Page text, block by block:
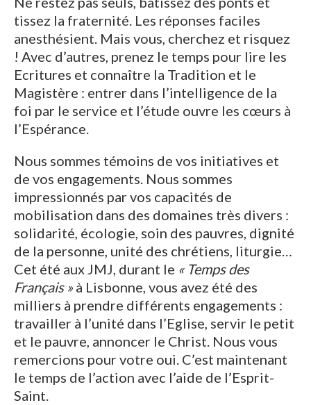
tissez la fraternité. Les réponses faciles
anesthésient. Mais vous, cherchez et risquez
! Avec d’autres, prenez le temps pour lire les
Ecritures et connaître la Tradition et le
Magistère : entrer dans l’intelligence de la
foi par le service et l’étude ouvre les cœurs à
l’Espérance.
Nous sommes témoins de vos initiatives et
de vos engagements. Nous sommes
impressionnés par vos capacités de
mobilisation dans des domaines très divers :
solidarité, écologie, soin des pauvres, dignité
de la personne, unité des chrétiens, liturgie…
Cet été aux JMJ, durant le « Temps des
Français » à Lisbonne, vous avez été des
milliers à prendre différents engagements :
travailler à l’unité dans l’Eglise, servir le petit
et le pauvre, annoncer le Christ. Nous vous
remercions pour votre oui. C’est maintenant
le temps de l’action avec l’aide de l’Esprit-
Saint.